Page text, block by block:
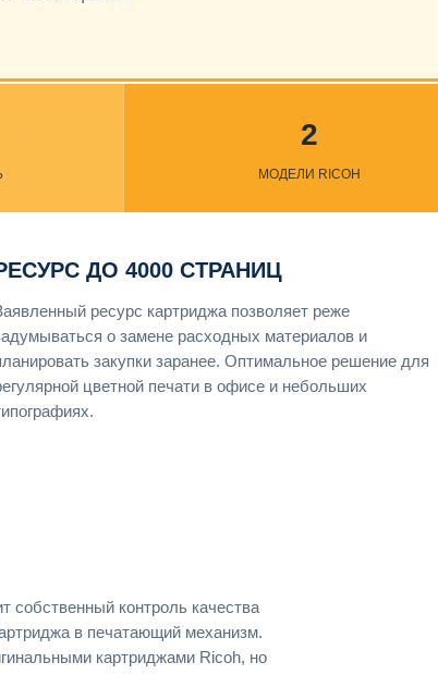
2
МОДЕЛИ RICOH
ДО 4000 СТРАНИЦ
ресурс картриджа позволяет реже
о замене расходных материалов и
закупки заранее. Оптимальное решение для
цветной печати в офисе и небольших
контроль качества
в печатающий механизм.
картриджами Ricoh, но